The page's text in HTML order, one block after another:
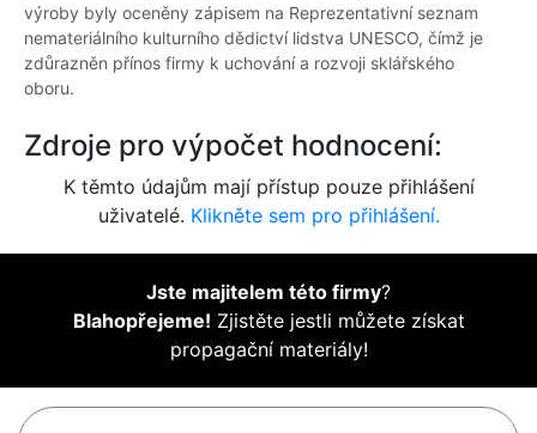
výroby byly oceněny zápisem na Reprezentativní seznam
nemateriálního kulturního dědictví lidstva UNESCO, čímž je
zdůrazněn přínos firmy k uchování a rozvoji sklářského
oboru.
Zdroje pro výpočet hodnocení:
K těmto údajům mají přístup pouze přihlášení
uživatelé. Klikněte sem pro přihlášení.
Jste majitelem této firmy?
Blahopřejeme! Zjistěte jestli můžete získat
propagační materiály!